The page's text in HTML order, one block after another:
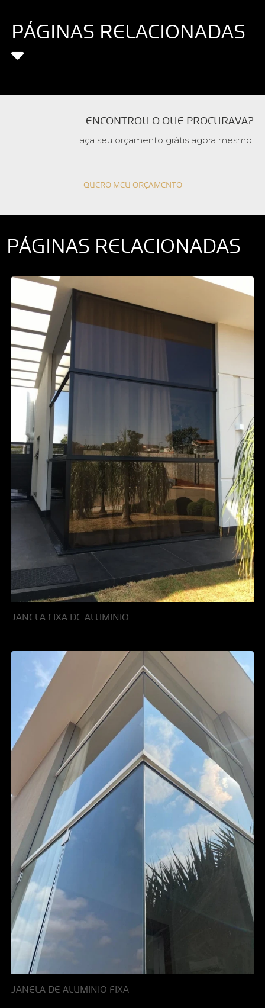
PÁGINAS RELACIONADAS
ENCONTROU O QUE PROCURAVA?
Faça seu orçamento grátis agora mesmo!
QUERO MEU ORÇAMENTO
PÁGINAS RELACIONADAS
JANELA FIXA DE ALUMINIO
JANELA DE ALUMINIO FIXA